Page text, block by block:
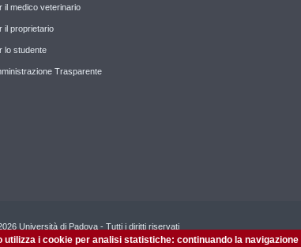
il medico veterinario
il proprietario
lo studente
Trasparente
Università di Padova - Tutti i diritti riservati
00742430283 C.F. 80006480281
utilizza i cookie per analisi statistiche: continuando la